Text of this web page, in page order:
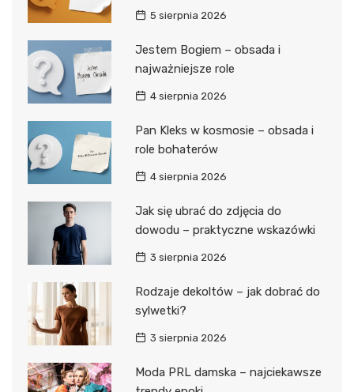
5 sierpnia 2026
Jestem Bogiem – obsada i
najważniejsze role
4 sierpnia 2026
Pan Kleks w kosmosie – obsada i
role bohaterów
4 sierpnia 2026
Jak się ubrać do zdjęcia do
dowodu – praktyczne wskazówki
3 sierpnia 2026
Rodzaje dekoltów – jak dobrać do
sylwetki?
3 sierpnia 2026
Moda PRL damska – najciekawsze